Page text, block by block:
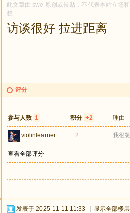
此文章由 swe 原创或转贴，不代表本站立场
整
访谈很好 拉进距离
评分
参与人数 1 积分 +2 理由
violinlearner + 2 我很
查看全部评分
发表于 2025-11-11 11:33 显示全部楼层